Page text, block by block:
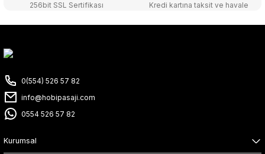
256bit SSL Sertifikası
Kredi kartına taksit ve havale
0(554) 526 57 82
info@hobipasaji.com
0554 526 57 82
Kurumsal